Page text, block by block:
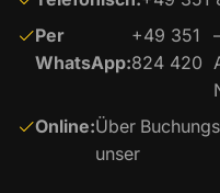
Per
WhatsApp:
+49 351
824 420
Online:Über
unser